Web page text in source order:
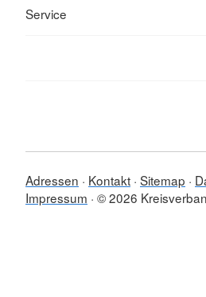
Service
Adressen Kontakt Sitemap
Impressum © 2026